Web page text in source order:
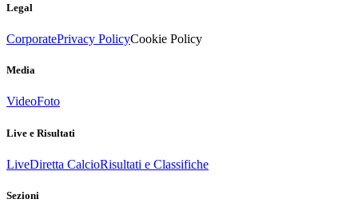
Legal
CorporatePrivacy PolicyCookie Policy
Media
VideoFoto
Live e Risultati
LiveDiretta CalcioRisultati e Classifiche
Sezioni